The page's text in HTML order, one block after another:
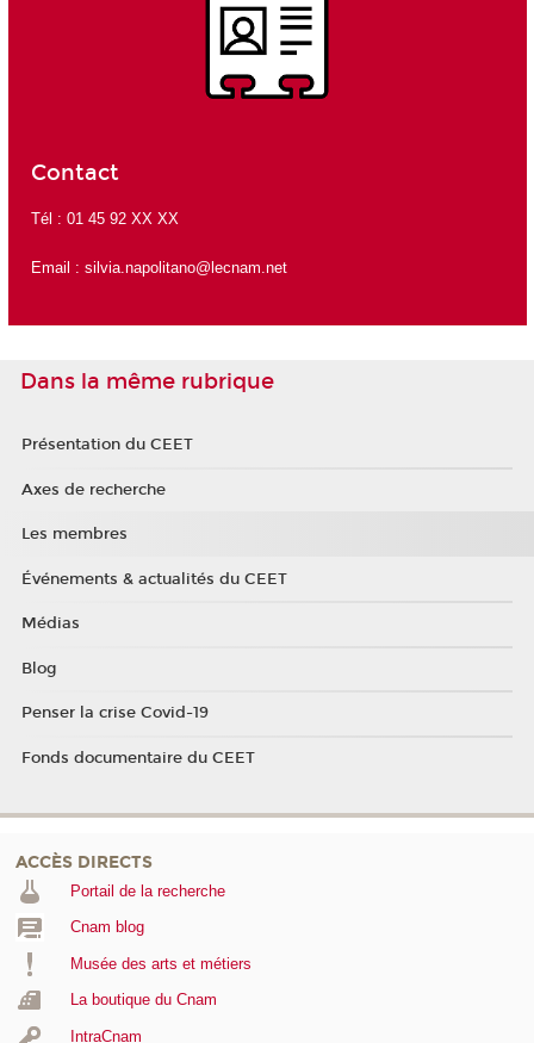
Contact
Tél : 01 45 92 XX XX
Email : silvia.napolitano@lecnam.net
Dans la même rubrique
Présentation du CEET
Axes de recherche
Les membres
Événements & actualités du CEET
Médias
Blog
Penser la crise Covid-19
Fonds documentaire du CEET
ACCÈS DIRECTS
Portail de la recherche
Cnam blog
Musée des arts et métiers
La boutique du Cnam
IntraCnam